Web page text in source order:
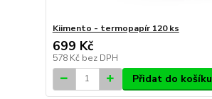
Kiimento - termopapír 120 ks
699 Kč
578 Kč bez DPH
Přidat do košíku